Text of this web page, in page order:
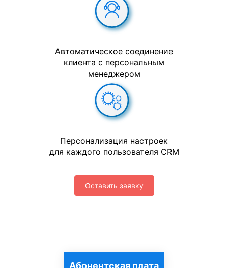
Автоматическое соединение
клиента с персональным
менеджером
Персонализация настроек
для каждого пользователя CRM
Оставить заявку
Абонентская плата